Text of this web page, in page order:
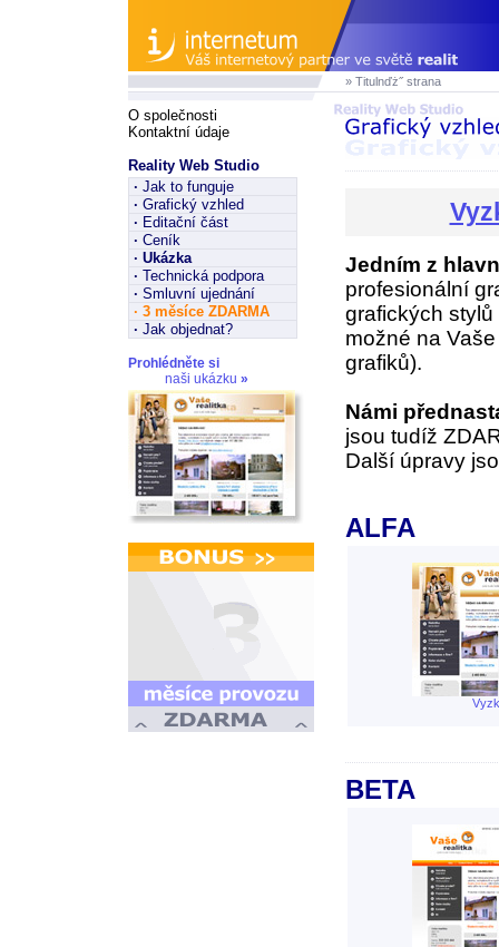
» Titulnďż˝ strana
O společnosti
Kontaktní údaje
Reality Web Studio
· Jak to funguje
· Grafický vzhled
· Editační část
· Ceník
· Ukázka
· Technická podpora
· Smluvní ujednání
· 3 měsíce ZDARMA
· Jak objednat?
Prohlédněte si
naši ukázku »
Jedním z
profesionální
grafických
možné na
grafiků).
Námi
jsou tudíž
Další úpravy
ALFA
BETA